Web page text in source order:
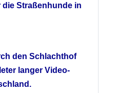
Straßenhunde in
den Schlachthof
langer Video-